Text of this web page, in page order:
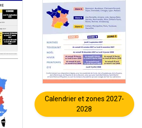
Calendrier et zones 2027-
2028